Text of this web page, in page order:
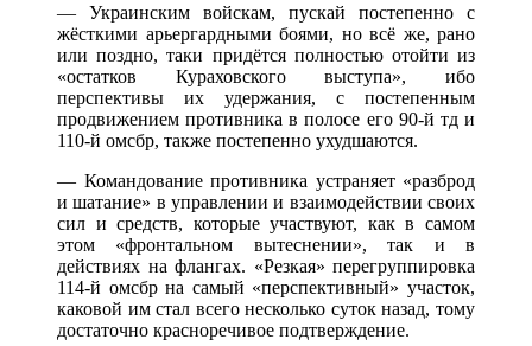
— Украинским войскам, пускай постепенно с
жёсткими арьергардными боями, но всё же, рано
или поздно, таки придётся полностью отойти из
«остатков Кураховского выступа», ибо
перспективы их удержания, с постепенным
продвижением противника в полосе его 90-й тд и
110-й омсбр, также постепенно ухудшаются.
— Командование противника устраняет «разброд
и шатание» в управлении и взаимодействии своих
сил и средств, которые участвуют, как в самом
этом «фронтальном вытеснении», так и в
действиях на флангах. «Резкая» перегруппировка
114-й омсбр на самый «перспективный» участок,
каковой им стал всего несколько суток назад, тому
достаточно красноречивое подтверждение.